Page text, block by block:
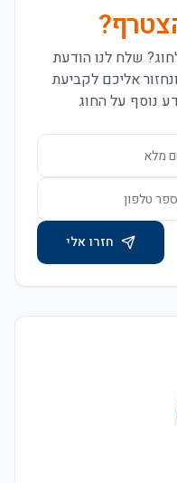
שלח לנו הודעת
אליכם לקביעת
נוסף על החוג
חזרו אלי